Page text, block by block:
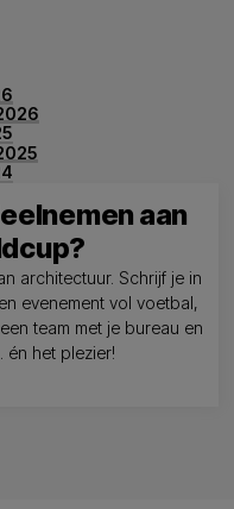
aan
architectuur. Schrijf je in
evenement vol voetbal,
team met je bureau en
het plezier!